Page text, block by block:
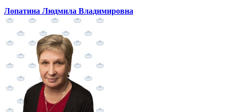
Лопатина Людмила Владимировна